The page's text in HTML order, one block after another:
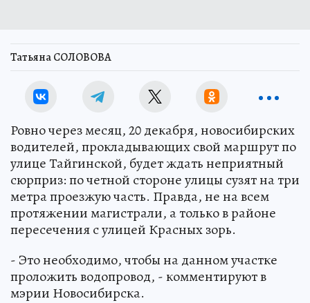
Татьяна СОЛОВОВА
Ровно через месяц, 20 декабря, новосибирских
водителей, прокладывающих свой маршрут по
улице Тайгинской, будет ждать неприятный
сюрприз: по четной стороне улицы сузят на три
метра проезжую часть. Правда, не на всем
протяжении магистрали, а только в районе
пересечения с улицей Красных зорь.
- Это необходимо, чтобы на данном участке
проложить водопровод, - комментируют в
мэрии Новосибирска.